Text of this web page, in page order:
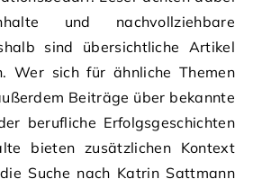
und nachvollziehbare
sind übersichtliche Artikel
Wer sich für ähnliche Themen
Beiträge über bekannte
berufliche Erfolgsgeschichten
bieten zusätzlichen Kontext
Suche nach Katrin Sattmann